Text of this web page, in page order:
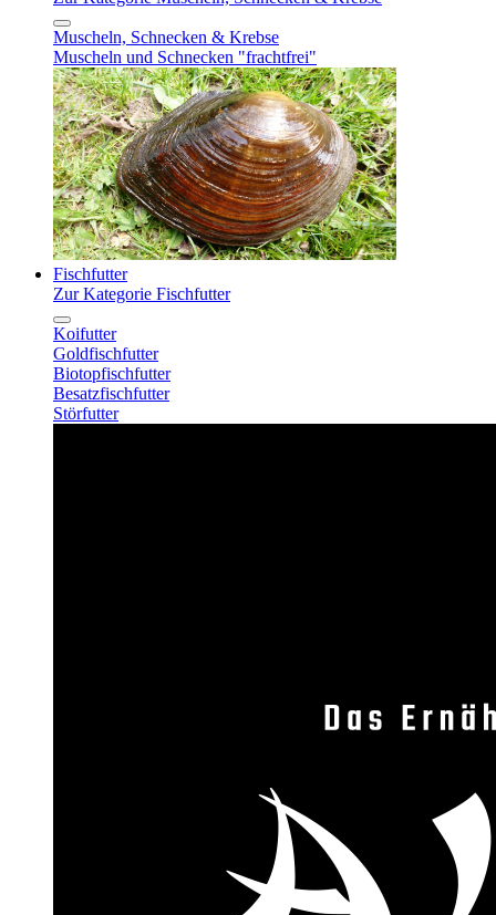
Muscheln, Schnecken & Krebse
Muscheln und Schnecken "frachtfrei"
Fischfutter
Zur Kategorie Fischfutter
Koifutter
Goldfischfutter
Biotopfischfutter
Besatzfischfutter
Störfutter